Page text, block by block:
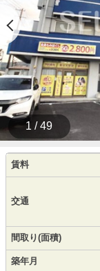
1 / 49
賃料
交通
間取り(面積)
築年月